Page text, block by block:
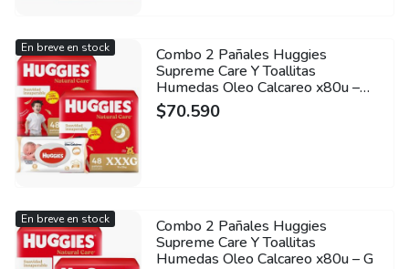
Combo 2 Pañales Huggies
Supreme Care Y Toallitas
Humedas Oleo Calcareo x80u –
XXXG
$70.590
En breve en stock
Combo 2 Pañales Huggies
Supreme Care Y Toallitas
Humedas Oleo Calcareo x80u – G
En breve en stock